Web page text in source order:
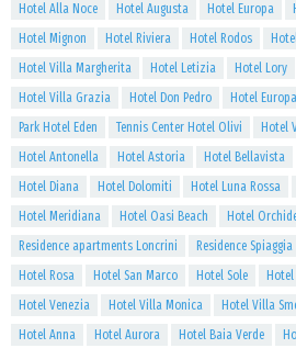
Hotel Alla Noce
Hotel Augusta Hotel Europa
Hotel Mignon
Hotel Riviera Hotel Rodos
Hotel Villa Margherita
Hotel Letizia Hotel Lory
Hotel Villa Grazia
Hotel Don Pedro Hotel Europa
Park Hotel Eden
Tennis Center Hotel Olivi Hotel
Hotel Antonella
Hotel Astoria Hotel Bellavista
Hotel Diana
Hotel Dolomiti Hotel Luna Rossa
Hotel Meridiana
Hotel Oasi Beach
Hotel
Residence apartments Loncrini
Residence Spiaggia
Hotel Rosa
Hotel San Marco Hotel Sole
Hotel Venezia
Hotel Villa Monica Hotel Villa
Hotel Anna
Hotel Aurora Hotel Baia Verde